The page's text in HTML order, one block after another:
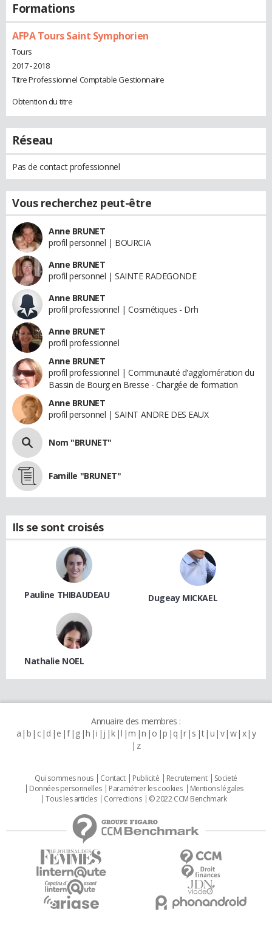
Formations
AFPA Tours Saint Symphorien
Tours
2017 - 2018
Titre Professionnel Comptable Gestionnaire
Obtention du titre
Réseau
Pas de contact professionnel
Vous recherchez peut-être
Anne BRUNET
profil personnel | BOURCIA
Anne BRUNET
profil personnel | SAINTE RADEGONDE
Anne BRUNET
profil professionnel | Cosmétiques - Drh
Anne BRUNET
profil professionnel
Anne BRUNET
profil professionnel | Communauté d'agglomération du
Bassin de Bourg en Bresse - Chargée de formation
Anne BRUNET
profil personnel | SAINT ANDRE DES EAUX
Nom "BRUNET"
Famille "BRUNET"
Ils se sont croisés
Pauline THIBAUDEAU Dugeay MICKAEL
Nathalie NOEL
Annuaire des membres :
a b c d e f g h i j k l m n o p q r s t u v w x y
z
Qui sommes nous Contact Publicité Recrutement
Societé
Données personnelles
Paramétrer les cookies
Mentions légales
Tous les articles
Corrections © 2022 CCM Benchmark